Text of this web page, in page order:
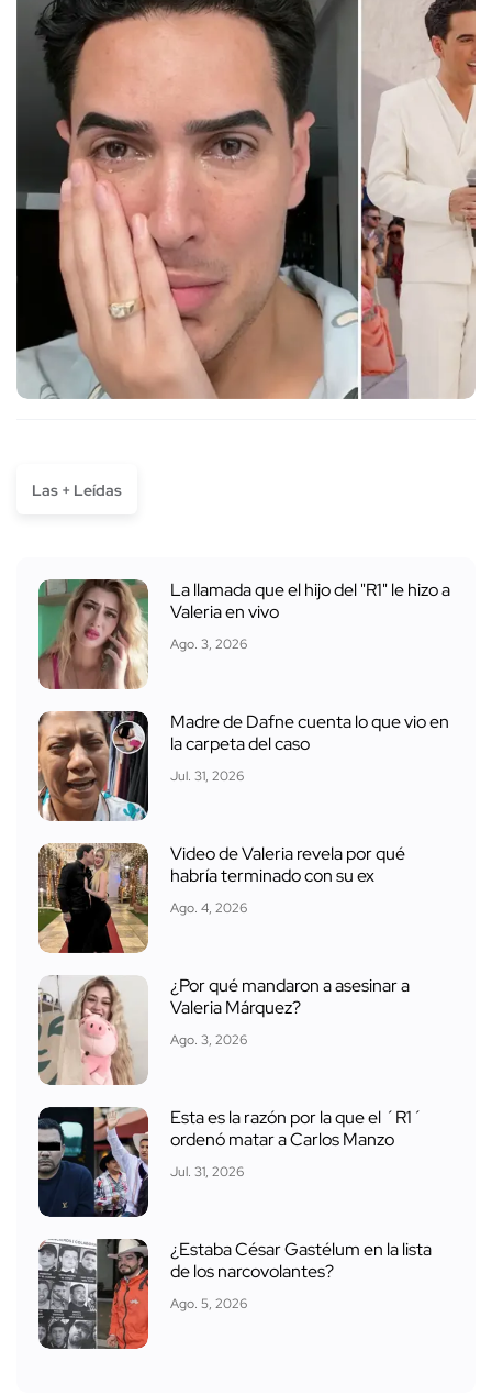
Las + Leídas
La llamada que el hijo del "R1" le hizo a
Valeria en vivo
Ago. 3, 2026
Madre de Dafne cuenta lo que vio en
la carpeta del caso
Jul. 31, 2026
Video de Valeria revela por qué
habría terminado con su ex
Ago. 4, 2026
¿Por qué mandaron a asesinar a
Valeria Márquez?
Ago. 3, 2026
Esta es la razón por la que el ´R1´
ordenó matar a Carlos Manzo
Jul. 31, 2026
¿Estaba César Gastélum en la lista
de los narcovolantes?
Ago. 5, 2026